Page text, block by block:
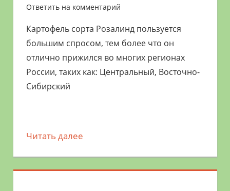
выращивании
богатого
урожая.
Ответить на комментарий
Картофель сорта Розалинд пользуется
большим спросом, тем более что он
отлично прижился во многих регионах
России, таких как: Центральный, Восточно-
Сибирский
Читать далее